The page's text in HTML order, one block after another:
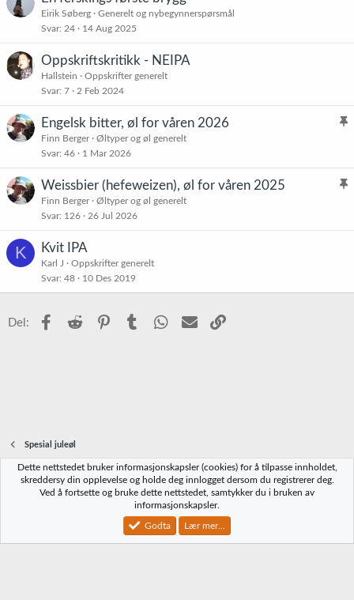
Eirik Søberg
Generelt og nybegynnerspørsmål
Svar 24 14 Aug 2025
Oppskriftskritikk - NEIPA
Hallstein
Oppskrifter generelt
Svar 7 2 Feb 2024
K
t
Engelsk bitter, øl for våren 2026
Finn Berger
Øltyper og øl generelt
Svar 46 1 Mar 2026
K
Weissbier (hefeweizen), øl for våren 2025
Finn Berger
Øltyper og øl generelt
Svar 126 26 Jul 2026
K Kvit IPA
Karl J
Oppskrifter generelt
Svar 48 10 Des 2019
Del: Facebook
Reddit PinterestTumblr WhatsApp
E-post
Spesial juleøl
Norbrygg-default
Vilkår og regler Personvernregler
Community platform by XenForo® © 2010-2023 XenForo Ltd.
Dette nettstedet bruker informasjonskapsler (cookies) for å tilpasse innholdet,
skreddersy din opplevelse og holde deg innlogget dersom du registrerer deg.
Ved å fortsette og bruke dette nettstedet, samtykker du i bruken av
informasjonskapsler.
Godta Lær mer...